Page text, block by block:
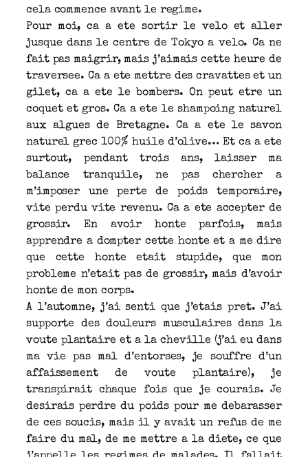
cela commence avant le regime.
Pour moi, ca a ete sortir le velo et aller
jusque dans le centre de Tokyo a velo. Ca ne
fait pas maigrir, mais j’aimais cette heure de
traversee. Ca a ete mettre des cravattes et un
gilet, ca a ete le bombers. On peut etre un
coquet et gros. Ca a ete le shampoing naturel
aux algues de Bretagne. Ca a ete le savon
naturel grec 100% huile d’olive… Et ca a ete
surtout, pendant trois ans, laisser ma
balance tranquile, ne pas chercher a
m’imposer une perte de poids temporaire,
vite perdu vite revenu. Ca a ete accepter de
grossir. En avoir honte parfois, mais
apprendre a dompter cette honte et a me dire
que cette honte etait stupide, que mon
probleme n’etait pas de grossir, mais d’avoir
honte de mon corps.
A l’automne, j’ai senti que j’etais pret. J’ai
supporte des douleurs musculaires dans la
voute plantaire et a la cheville (j’ai eu dans
ma vie pas mal d’entorses, je souffre d’un
affaissement de voute plantaire), je
transpirait chaque fois que je courais. Je
desirais perdre du poids pour me debarasser
de ces soucis, mais il y avait un refus de me
faire du mal, de me mettre a la diete, ce que